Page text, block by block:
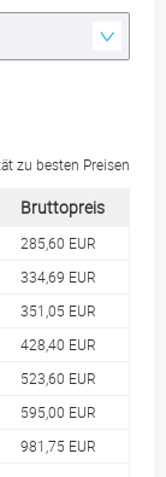
zu besten Preisen
Bruttopreis
285,60 EUR
334,69 EUR
351,05 EUR
428,40 EUR
523,60 EUR
595,00 EUR
981,75 EUR